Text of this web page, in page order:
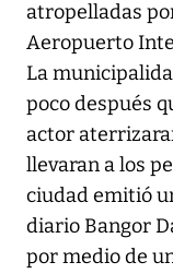
atropelladas
Aeropuerto
La
poco después
actor
llevaran a los
ciudad emitió
diario Bangor
por medio de